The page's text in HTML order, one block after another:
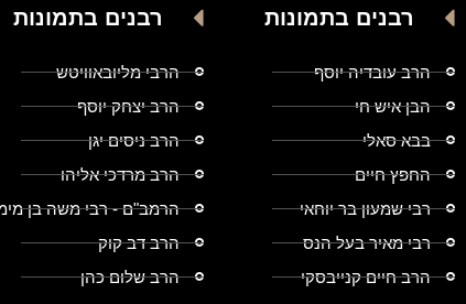
רבנים בתמונות
הרב עובדיה יוסף
הבן איש חי
בבא סאלי
החפץ חיים
רבי שמעון בר יוחאי
רבי מאיר בעל הנס
הרב חיים קנייבסקי
רבנים בתמונות
הרבי מליובאוויטש
הרב יצחק יוסף
הרב ניסים יגן
הרב מרדכי אליהו
הרמב"ם - רבי משה בן
הרב דב קוק
הרב שלום כהן